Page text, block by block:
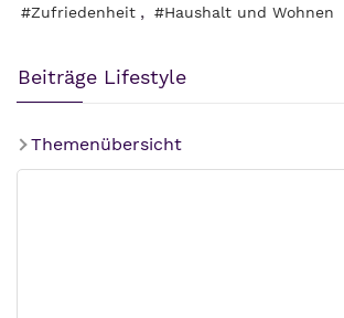
#Zufriedenheit , #Haushalt und Wohnen
Beiträge Lifestyle
Themenübersicht